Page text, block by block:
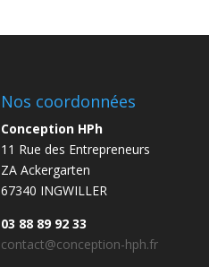
Nos coordonnées
Conception HPh
11 Rue des Entrepreneurs
ZA Ackergarten
67340 INGWILLER
03 88 89 92 33
contact@conception-hph.fr